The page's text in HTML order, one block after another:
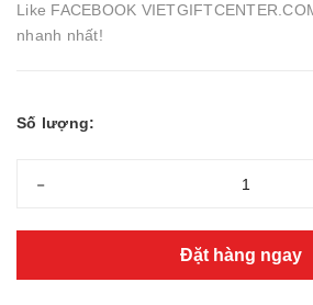
Like FACEBOOK
nhanh nhất!
Số lượng:
-
Đặt hàng ngay